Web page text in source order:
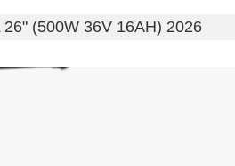
(500W 36V 16AH) 2026